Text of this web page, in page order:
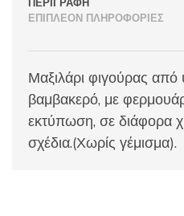
ΠΕΡΙΓΡΑΦΉ
ΕΠΙΠΛΈΟΝ ΠΛΗΡΟΦΟΡΊΕΣ
Μαξιλάρι φιγούρας
βαμβακερό, με
εκτύπωση, σε διάφορα
σχέδια.(Χωρίς γέμισμα).